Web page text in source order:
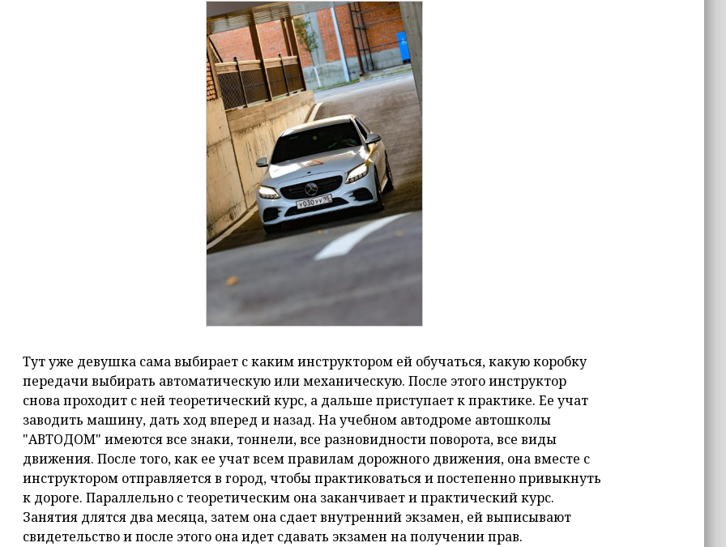
Тут уже девушка сама выбирает с каким инструктором ей обучаться, какую коробку
передачи выбирать автоматическую или механическую. После этого инструктор
снова проходит с ней теоретический курс, а дальше приступает к практике. Ее учат
заводить машину, дать ход вперед и назад. На учебном автодроме автошколы
"АВТОДОМ" имеются все знаки, тоннели, все разновидности поворота, все виды
движения. После того, как ее учат всем правилам дорожного движения, она вместе с
инструктором отправляется в город, чтобы практиковаться и постепенно привыкнуть
к дороге. Параллельно с теоретическим она заканчивает и практический курс.
Занятия длятся два месяца, затем она сдает внутренний экзамен, ей выписывают
свидетельство и после этого она идет сдавать экзамен на получении прав.